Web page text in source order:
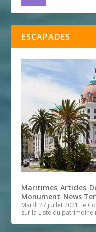
ESCAPADES
Maritimes,Articles,
Monument, News
Mardi 27 juillet 2021, le
sur la Liste du patrimoine